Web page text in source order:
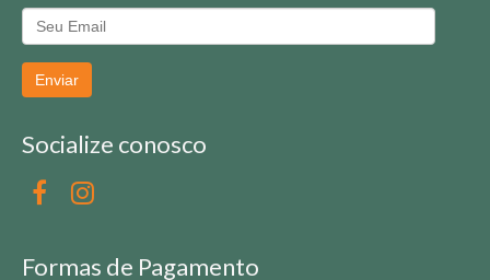
Enviar
Socialize conosco
Formas de Pagamento